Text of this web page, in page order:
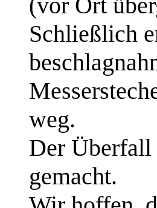
Schließlich
weg.
Der Überfall
gemacht.